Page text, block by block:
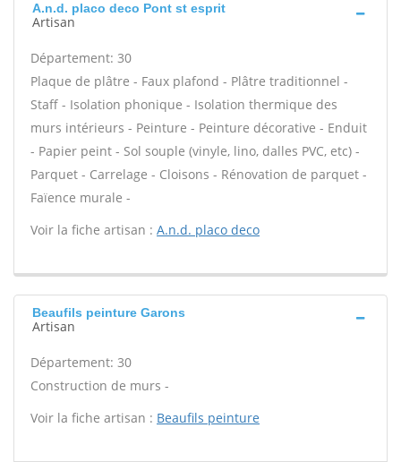
A.n.d. placo deco Pont st esprit
Artisan
Département: 30
Plaque de plâtre - Faux plafond - Plâtre traditionnel -
Staff - Isolation phonique - Isolation thermique des
murs intérieurs - Peinture - Peinture décorative - Enduit
- Papier peint - Sol souple (vinyle, lino, dalles PVC, etc) -
Parquet - Carrelage - Cloisons - Rénovation de parquet -
Faïence murale -
Voir la fiche artisan : A.n.d. placo deco
Beaufils peinture Garons
Artisan
Département: 30
Construction de murs -
Voir la fiche artisan : Beaufils peinture